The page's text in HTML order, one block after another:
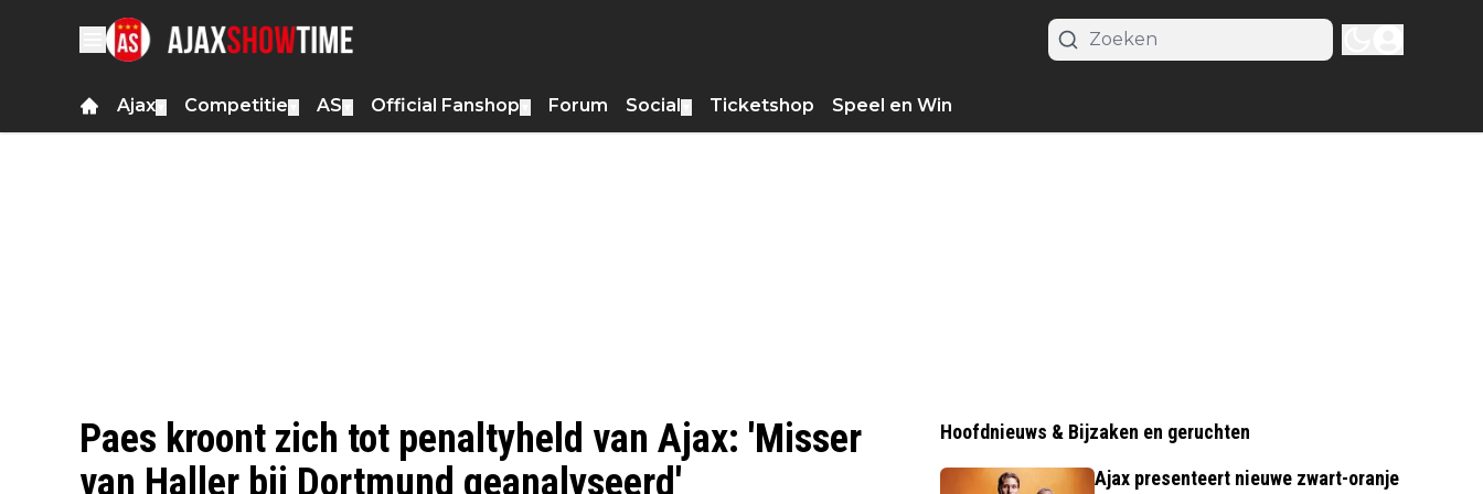
Ajax Competitie AS Official Fanshop Forum Social Ticketshop Speel en Win
Paes kroont zich tot penaltyheld van Ajax: 'Misser
van Haller bij Dortmund geanalyseerd'
Hoofdnieuws & Bijzaken en geruchten
Ajax presenteert nieuwe zwart-oranje